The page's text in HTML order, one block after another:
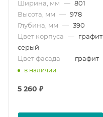
Ширина, мм — 801
Высота, мм — 978
Глубина, мм — 390
Цвет корпуса — графит
серый
Цвет фасада — графит
в наличии
5 260 ₽